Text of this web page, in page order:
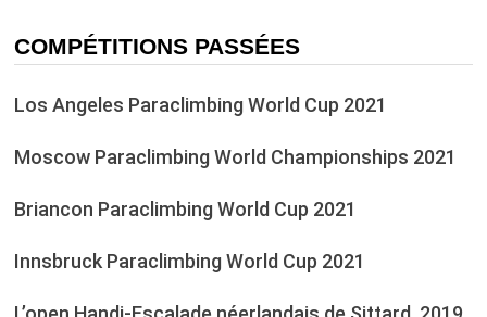
COMPÉTITIONS PASSÉES
Los Angeles Paraclimbing World Cup 2021
Moscow Paraclimbing World Championships 2021
Briancon Paraclimbing World Cup 2021
Innsbruck Paraclimbing World Cup 2021